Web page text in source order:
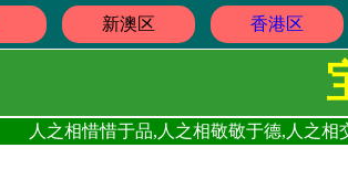
新澳区 香港区
人之相惜惜于品,人之相敬敬于德,人之